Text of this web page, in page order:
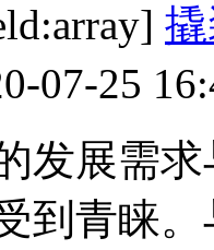
07-25
发展需
到青睐